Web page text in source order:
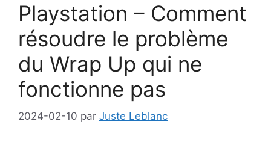
Playstation – Comment
résoudre le problème
du Wrap Up qui ne
fonctionne pas
2024-02-10 par Juste Leblanc